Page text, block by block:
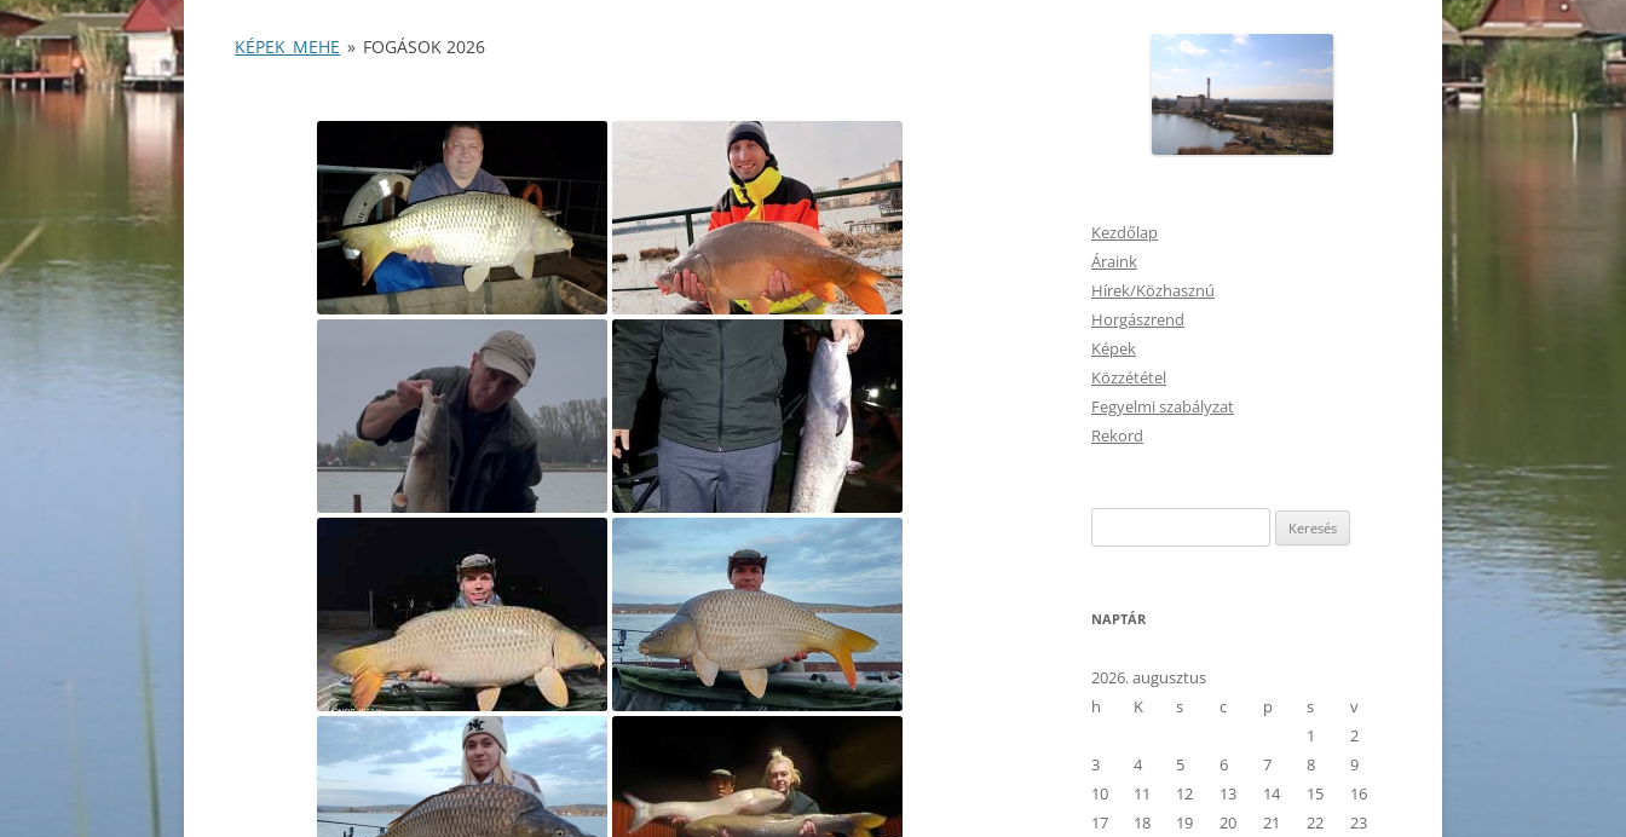
KÉPEK_MEHE » FOGÁSOK 2026
Kezdőlap
Áraink
Hírek/Közhasznú
Horgászrend
Képek
Közzététel
Fegyelmi szabályzat
Rekord
NAPTÁR
2026. augusztus
h
K s c p s
v
1
2
3
4 5 6 7 8
9
10
11 12 13 14 15
16
17
18 19 20 21 22
23